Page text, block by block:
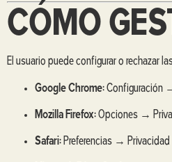
CÓMO
El usuario puede configurar o rechazar
Google Chrome: Configuración
Mozilla Firefox: Opciones →
Safari: Preferencias → Privacidad